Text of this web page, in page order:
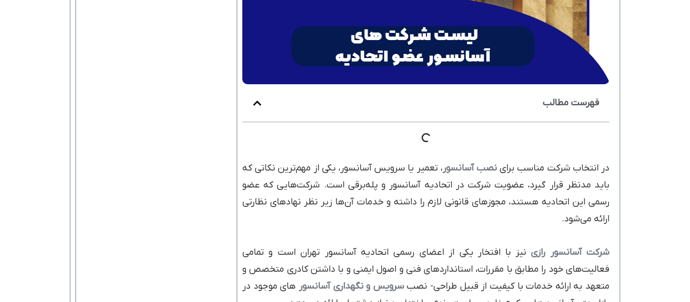
فهرست مطالب
در انتخاب شرکت مناسب برای نصب آسانسور ، تعمیر یا سرویس آسانسور، یکی از مهم‌ترین نکاتی که
باید مدنظر قرار گیرد، عضویت شرکت در اتحادیه آسانسور و پله‌برقی است. شرکت‌هایی که عضو
رسمی این اتحادیه هستند، مجوزهای قانونی لازم را داشته و خدمات آن‌ها زیر نظر نهادهای نظارتی
ارائه می‌شود.
شرکت آسانسور رازینیز با افتخار یکی از اعضای رسمی اتحادیه آسانسور تهران است و تمامی
فعالیت‌های خود را مطابق با مقررات، استانداردهای فنی و اصول ایمنی و با داشتن کادری متخصص و
متعهد به ارائه خدمات با کیفیت از قبیل طراحی- نصبسرویس و نگهداری آسانسور های موجود در